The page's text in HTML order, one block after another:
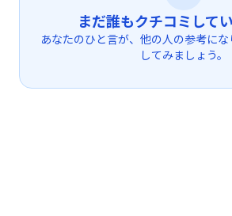
まだ誰もクチコミして
あなたのひと言が、他の人の参考に
してみましょう。